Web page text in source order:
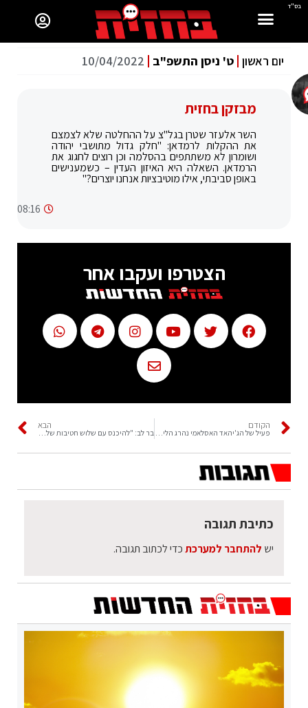
בס"ד
יום ראשון ט' ניסן התשפ"ב 10/04/2022
מבזקן בחזית
‏השר אלעזר שטרן בגל"צ על ההחלטה שלא לצמצם
את ההקלות לרמדאן: "חלק גדול מתושבי יהודה
ושומרון לא משתתפים בהסלמה וכן רוצים לחגוג את
הרמדאן. השאלה היא האיזון העדין – כשמענישים
באופן סביבתי, אילו מוטיבציות אנחנו יוצרים?"
08:16
הצטרפו ועקבו אחר
הקודם הבא
כתיבת תגובה
יש להתחבר למערכתכדי לכתוב תגובה.